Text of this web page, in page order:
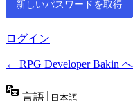
ログイン
← RPG Developer Bakin
言語